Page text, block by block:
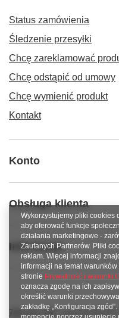
Status zamówienia
Śledzenie przesyłki
Chcę zareklamować
Chcę odstąpić od umowy
Chcę wymienić produkt
Kontakt
Konto
Obsługa klienta
Informacje
789 221 795
Wykorzystujemy pliki cookies
aby oferować funkcje
działania marketingowe -
Zaufanych Partnerów. Pliki
reklam. Więcej informacji
informacji na temat
stronie Prywatność i warunki
oznacza zgodę na ich
określić warunki
zakładkę „Konfiguracja